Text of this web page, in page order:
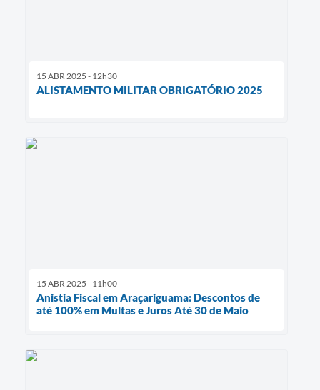
15 ABR 2025 - 12h30
ALISTAMENTO MILITAR OBRIGATÓRIO 2025
15 ABR 2025 - 11h00
Anistia Fiscal em Araçariguama: Descontos de
até 100% em Multas e Juros Até 30 de Maio